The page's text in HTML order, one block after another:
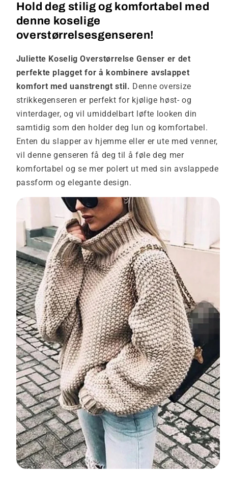
overstørrelse
genser
overstørrelse
genser
Hold deg stilig og komfortabel med
denne koselige
overstørrelsesgenseren!
Juliette Koselig Overstørrelse Genser er det
perfekte plagget for å kombinere avslappet
komfort med uanstrengt stil. Denne oversize
strikkegenseren er perfekt for kjølige høst- og
vinterdager, og vil umiddelbart løfte looken din
samtidig som den holder deg lun og komfortabel.
Enten du slapper av hjemme eller er ute med venner,
vil denne genseren få deg til å føle deg mer
komfortabel og se mer polert ut med sin avslappede
passform og elegante design.